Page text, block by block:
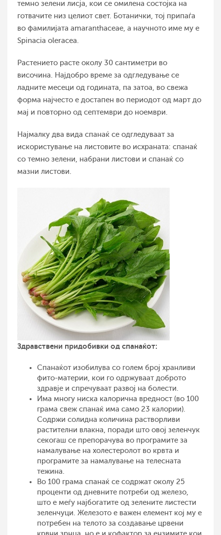
темно зелени лисја, кои се омилена состојка на
готвачите низ целиот свет. Ботанички, тој припаѓа
во фамилијата amaranthaceae, а научното име му е
Spinacia oleracea.
Растението расте околу 30 сантиметри во
височина. Најдобро време за одгледување се
ладните месеци од годината, па затоа, во свежа
форма најчесто е достапен во периодот од март до
мај и повторно од септември до ноември.
Најмалку два вида спанаќ се одгледуваат за
искористување на листовите во исхраната: спанаќ
со темно зелени, набрани листови и спанаќ со
мазни листови.
Здравствени придобивки од спанаќот:
Спанаќот изобилува со голем број хранливи
фито-материи, кои го одржуваат доброто
здравје и спречуваат развој на болести.
Има многу ниска калорична вредност (во 100
грама свеж спанаќ има само 23 калории).
Содржи солидна количина растворливи
растителни влакна, поради што овој зеленчук
секогаш се препорачува во програмите за
намалување на холестеролот во крвта и
програмите за намалување на телесната
тежина.
Во 100 грама спанаќ се содржат околу 25
проценти од дневните потреби од железо,
што е меѓу најбогатите од зелените листести
зеленчуци. Железото е важен елемент кој му е
потребен на телото за создавање црвени